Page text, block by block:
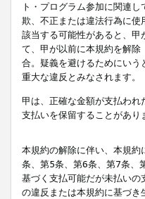
ト・プログラム参加に関連
欺、不正または違法行為に
該当する可能性があると、
て、甲が以前に本規約を解
合。疑義を避けるためにい
重大な違反とみなされます。
甲は、正確な金額が支払わ
支払いを保留することがあり
本規約の解除に伴い、本規
条、第5条、第6条、第7条、
基づく支払可能だが未払い
の違反または本規約に基づ